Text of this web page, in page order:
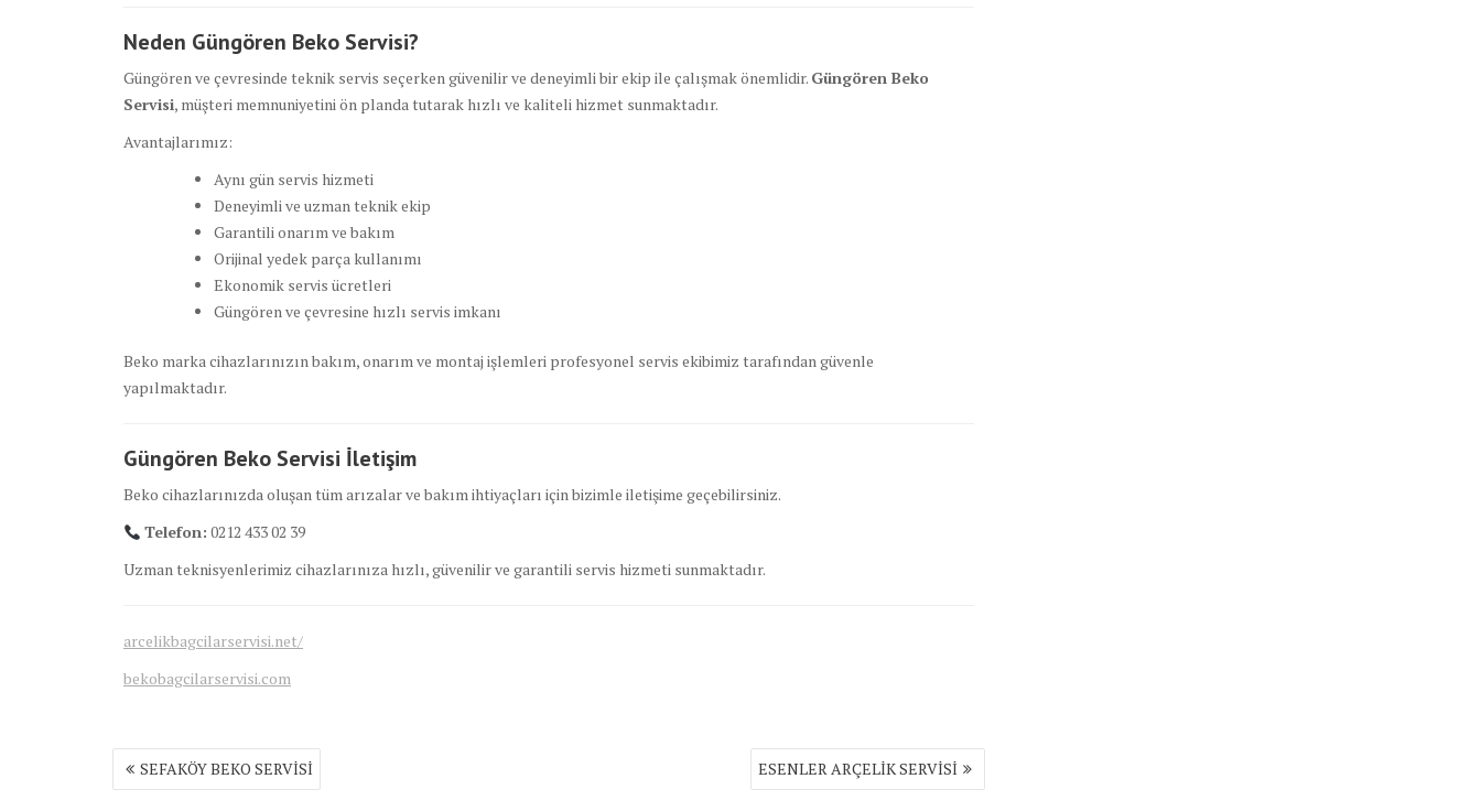
Neden Güngören Beko Servisi?
Güngören ve çevresinde teknik servis seçerken güvenilir ve deneyimli bir ekip ile çalışmak önemlidir. Güngören Beko
Servisi, müşteri memnuniyetini ön planda tutarak hızlı ve kaliteli hizmet sunmaktadır.
Avantajlarımız:
Aynı gün servis hizmeti
Deneyimli ve uzman teknik ekip
Garantili onarım ve bakım
Orijinal yedek parça kullanımı
Ekonomik servis ücretleri
Güngören ve çevresine hızlı servis imkanı
Beko marka cihazlarınızın bakım, onarım ve montaj işlemleri profesyonel servis ekibimiz tarafından güvenle
yapılmaktadır.
Güngören Beko Servisi İletişim
Beko cihazlarınızda oluşan tüm arızalar ve bakım ihtiyaçları için bizimle iletişime geçebilirsiniz.
Telefon: 0212 433 02 39
Uzman teknisyenlerimiz cihazlarınıza hızlı, güvenilir ve garantili servis hizmeti sunmaktadır.
arcelikbagcilarservisi.net/
bekobagcilarservisi.com
Yazı
gezinmesi
SEFAKÖY BEKO SERVİSİ ESENLER ARÇELİK SERVİSİ